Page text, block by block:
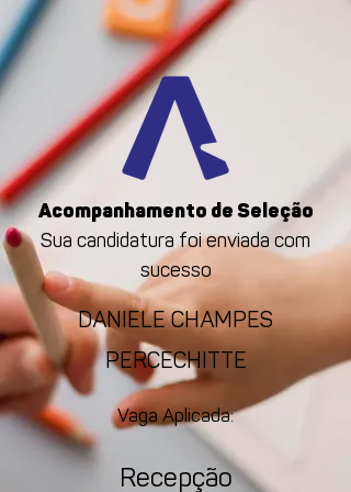
Acompanhamento de Seleção
Sua candidatura foi enviada com
sucesso
DANIELE CHAMPES
PERCECHITTE
Vaga Aplicada:
Recepção